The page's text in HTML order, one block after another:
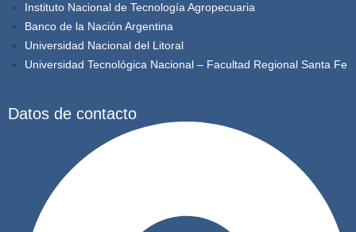
Instituto Nacional de Tecnología Agropecuaria
Banco de la Nación Argentina
Universidad Nacional del Litoral
Universidad Tecnológica Nacional – Facultad Regional Santa Fe
Datos de contacto